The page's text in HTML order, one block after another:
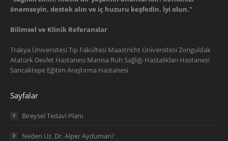
önemseyin, destek alın ve iç huzuru keşfedin. İyi olun."
Bilimsel ve Klinik Referanslar
Trakya Üniversitesi Tıp Fakültesi Maastricht Üniversitesi Zonguldak
Atatürk Devlet Hastanesi Manisa Ruh Sağlığı Hastalıkları Hastanesi
Sancaktepe Eğitim Araştırma Hastanesi
Sayfalar
Bireysel Tedavi Planı
Neden Uz. Dr. Alper Ayduman?